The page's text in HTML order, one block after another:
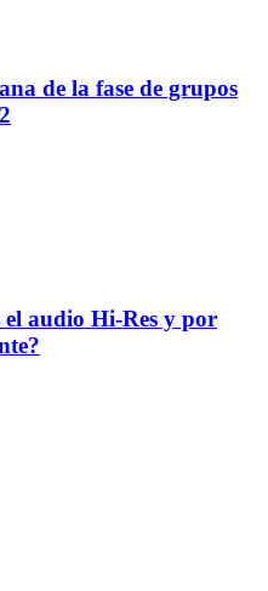
de la fase de grupos
audio Hi-Res y por